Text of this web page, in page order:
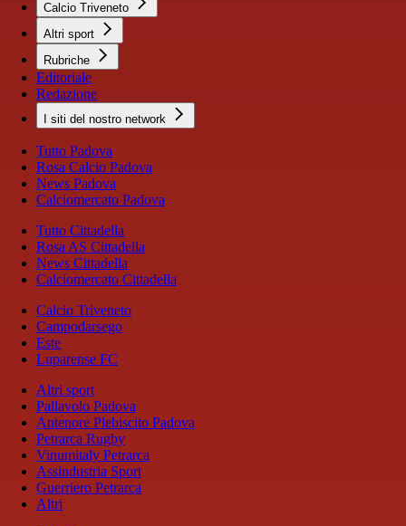
Calcio Triveneto
Altri sport
Rubriche
Editoriale
Redazione
I siti del nostro network
Tutto Padova
Rosa Calcio Padova
News Padova
Calciomercato Padova
Tutto Cittadella
Rosa AS Cittadella
News Cittadella
Calciomercato Cittadella
Calcio Triveneto
Campodarsego
Este
Luparense FC
Altri sport
Pallavolo Padova
Antenore Plebiscito Padova
Petrarca Rugby
Vinumitaly Petrarca
Assindustria Sport
Guerriero Petrarca
Altri